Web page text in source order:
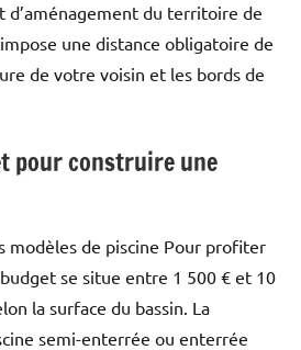
d’aménagement du territoire de
une distance obligatoire de
de votre voisin et les bords de
pour construire une
modèles de piscine Pour profiter
se situe entre 1 500 € et 10
la surface du bassin. La
semi-enterrée ou enterrée